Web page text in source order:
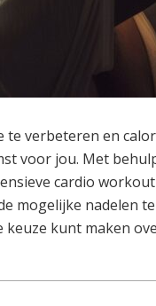
te verbeteren en
voor jou. Met
cardio
mogelijke nadelen
keuze kunt maken